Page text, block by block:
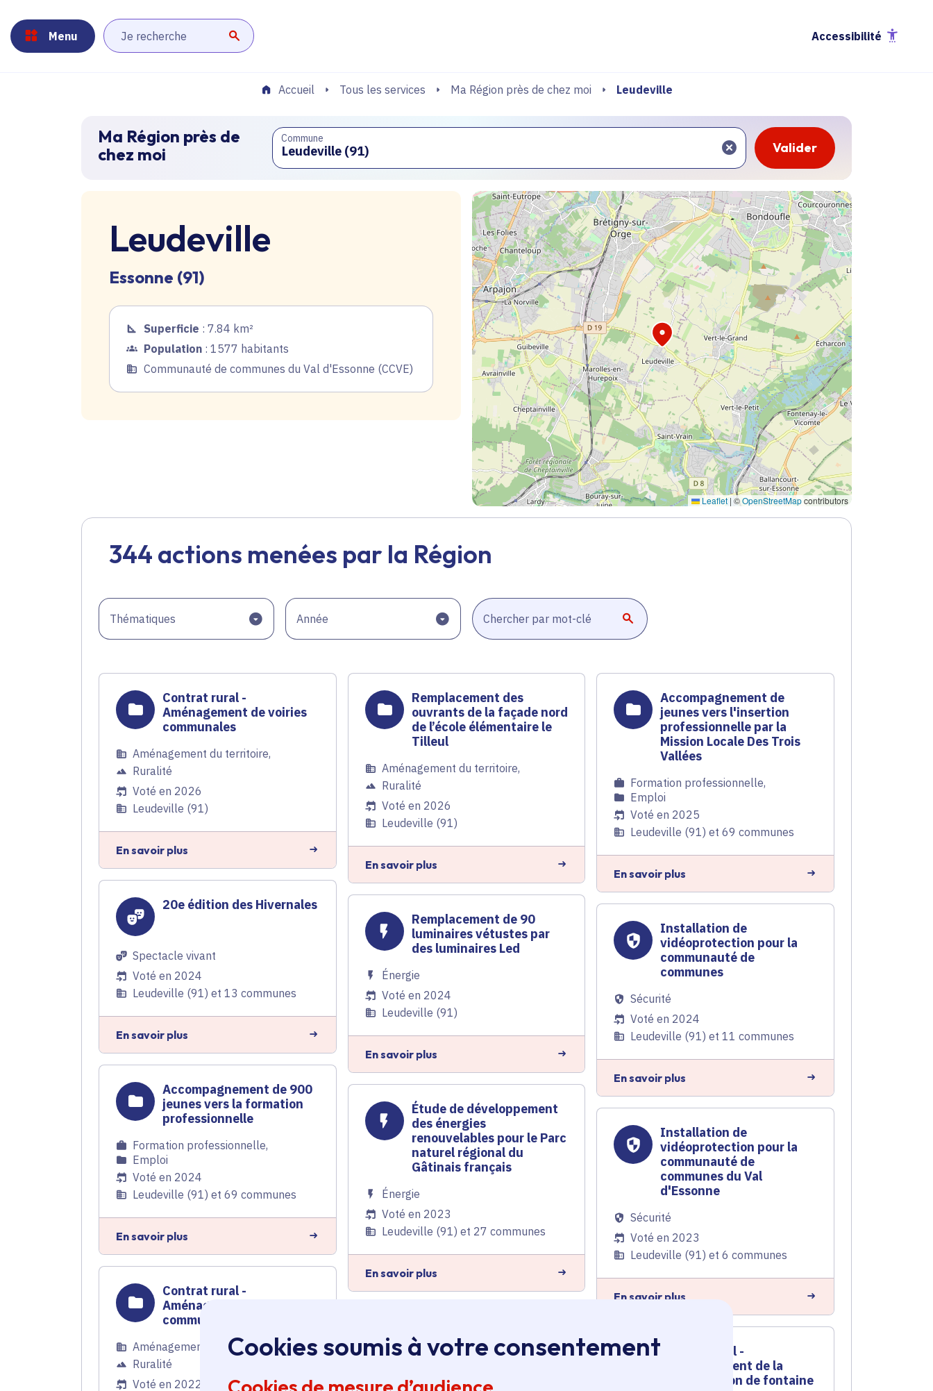
Cookies soumis à votre consentement
Menu
Lancer la recherche Accessibilité
Accueil Tous les services Ma Région près de chez moi Leudeville
Ma Région près de
chez moi
Commune
Leudeville
Essonne (91)
Superficie : 7.84 km²
Population : 1577 habitants
Communauté de communes du Val d'Essonne (CCVE)
Leaflet | ©OpenStreetMapcontributors
344 actions menées par la Région
Chercher par mot-clé
Thématiques Année
Contrat rural -
Aménagement de voiries
communales
Aménagement du territoire,
Ruralité
Voté en 2026
Leudeville (91)
En savoir plus
Remplacement des
ouvrants de la façade nord
de l’école élémentaire le
Tilleul
Aménagement du territoire,
Ruralité
Voté en 2026
Leudeville (91)
En savoir plus
Accompagnement de
jeunes vers l'insertion
professionnelle par la
Mission Locale Des Trois
Vallées
Formation professionnelle,
Emploi
Voté en 2025
Leudeville (91) et 69 communes
En savoir plus
20e édition des Hivernales
Spectacle vivant
Voté en 2024
Leudeville (91) et 13 communes
En savoir plus
Remplacement de 90
luminaires vétustes par
des luminaires Led
Énergie
Voté en 2024
Leudeville (91)
En savoir plus
Installation de
vidéoprotection pour la
communauté de
communes
Sécurité
Voté en 2024
Leudeville (91) et 11 communes
En savoir plus
Accompagnement de 900
jeunes vers la formation
professionnelle
Formation professionnelle,
Emploi
Voté en 2024
Leudeville (91) et 69 communes
En savoir plus
Étude de développement
des énergies
renouvelables pour le Parc
naturel régional du
Gâtinais français
Énergie
Voté en 2023
Leudeville (91) et 27 communes
En savoir plus
Installation de
vidéoprotection pour la
communauté de
communes du Val
d'Essonne
Sécurité
Voté en 2023
Leudeville (91) et 6 communes
En savoir plus
Contrat rural -
Aménagement de voiries
communales
Aménagement du territoire,
Ruralité
Voté en 2022
extension du stade
nautique intercommunal
Contrat rural -
Développement de la
filière cresson de fontaine